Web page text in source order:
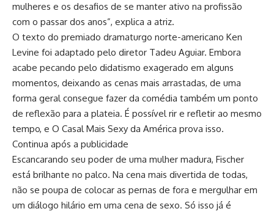
mulheres e os desafios de se manter ativo na profissão
com o passar dos anos”, explica a atriz.
O texto do premiado dramaturgo norte-americano Ken
Levine foi adaptado pelo diretor Tadeu Aguiar. Embora
acabe pecando pelo didatismo exagerado em alguns
momentos, deixando as cenas mais arrastadas, de uma
forma geral consegue fazer da comédia também um ponto
de reflexão para a plateia. É possível rir e refletir ao mesmo
tempo, e O Casal Mais Sexy da América prova isso.
Continua após a publicidade
Escancarando seu poder de uma mulher madura, Fischer
está brilhante no palco. Na cena mais divertida de todas,
não se poupa de colocar as pernas de fora e mergulhar em
um diálogo hilário em uma cena de sexo. Só isso já é